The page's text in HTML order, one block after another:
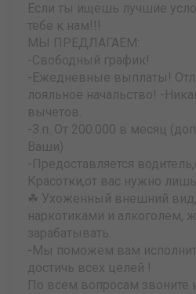
Если ты ищешь лучшие
тебе к нам!!!
МЫ ПРЕДЛАГАЕМ:
-Свободный график!
-Ежедневные выплаты!
лояльное начальство! -
вычетов.
-З.п. От 200.000 в месяц
Ваши)
-Предоставляется
Красотки,от вас нужно
☘ Ухоженный внешний
наркотиками и алкоголем,
зарабатывать.
-Мы поможем вам
достичь всех целей !
По всем вопросам звоните